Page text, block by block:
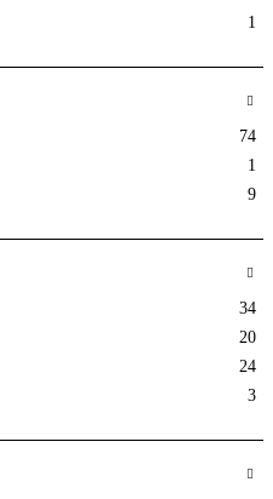
1
74
1
9
34
20
24
3